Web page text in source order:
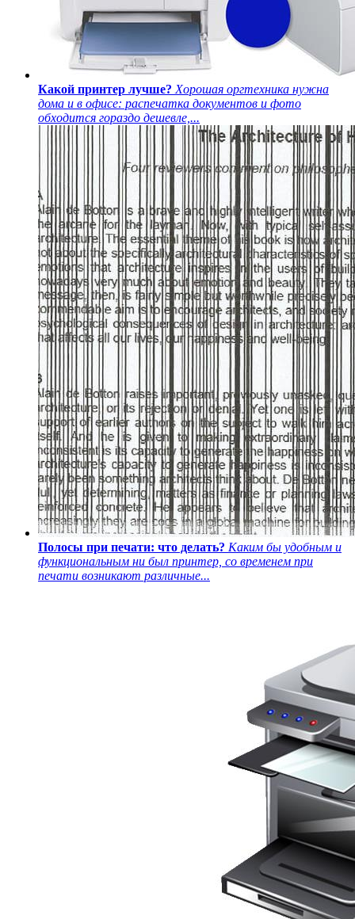
Какой принтер лучше? Хорошая оргтехника нужна
дома и в офисе: распечатка документов и фото
обходится гораздо дешевле,...
Полосы при печати: что делать? Каким бы удобным и
функциональным ни был принтер, со временем при
печати возникают различные...